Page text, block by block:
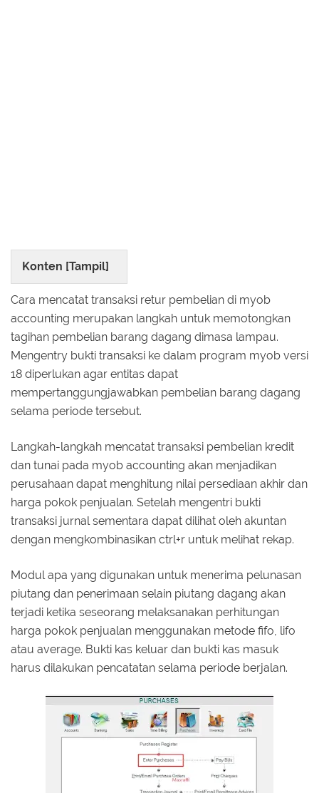
Konten [Tampil]
Cara mencatat transaksi retur pembelian di myob
accounting merupakan langkah untuk memotongkan
tagihan pembelian barang dagang dimasa lampau.
Mengentry bukti transaksi ke dalam program myob versi
18 diperlukan agar entitas dapat
mempertanggungjawabkan pembelian barang dagang
selama periode tersebut.
Langkah-langkah mencatat transaksi pembelian kredit
dan tunai pada myob accounting akan menjadikan
perusahaan dapat menghitung nilai persediaan akhir dan
harga pokok penjualan. Setelah mengentri bukti
transaksi jurnal sementara dapat dilihat oleh akuntan
dengan mengkombinasikan ctrl+r untuk melihat rekap.
Modul apa yang digunakan untuk menerima pelunasan
piutang dan penerimaan selain piutang dagang akan
terjadi ketika seseorang melaksanakan perhitungan
harga pokok penjualan menggunakan metode fifo, lifo
atau average. Bukti kas keluar dan bukti kas masuk
harus dilakukan pencatatan selama periode berjalan.